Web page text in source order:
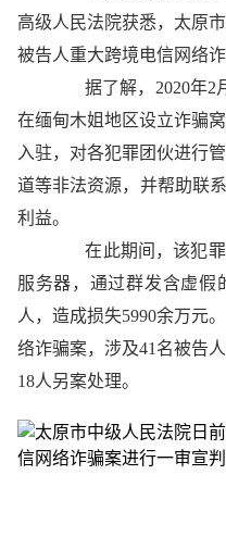
高级人民法院获悉，太原
被告人重大跨境电信网络
据了解，2020年2月
在缅甸木姐地区设立诈骗
入驻，对各犯罪团伙进行
道等非法资源，并帮助联
利益。
在此期间，该犯罪
服务器，通过群发含虚假
人，造成损失5990余万元
络诈骗案，涉及41名被告
18人另案处理。